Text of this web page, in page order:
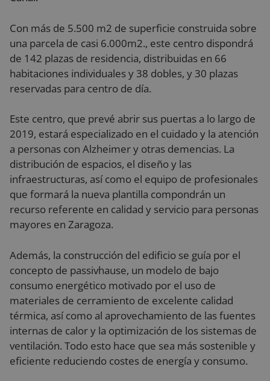
Con más de 5.500 m2 de superficie construida sobre
una parcela de casi 6.000m2., este centro dispondrá
de 142 plazas de residencia, distribuidas en 66
habitaciones individuales y 38 dobles, y 30 plazas
reservadas para centro de día.
Este centro, que prevé abrir sus puertas a lo largo de
2019, estará especializado en el cuidado y la atención
a personas con Alzheimer y otras demencias. La
distribución de espacios, el diseño y las
infraestructuras, así como el equipo de profesionales
que formará la nueva plantilla compondrán un
recurso referente en calidad y servicio para personas
mayores en Zaragoza.
Además, la construcción del edificio se guía por el
concepto de passivhause, un modelo de bajo
consumo energético motivado por el uso de
materiales de cerramiento de excelente calidad
térmica, así como al aprovechamiento de las fuentes
internas de calor y la optimización de los sistemas de
ventilación. Todo esto hace que sea más sostenible y
eficiente reduciendo costes de energía y consumo.